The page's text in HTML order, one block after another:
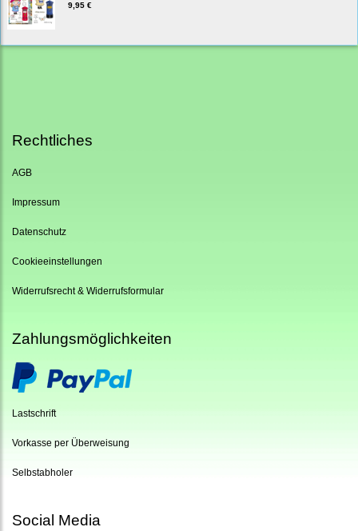
9,95 €
Rechtliches
AGB
Impressum
Datenschutz
Cookieeinstellungen
Widerrufsrecht & Widerrufsformular
Zahlungsmöglichkeiten
Lastschrift
Vorkasse per Überweisung
Selbstabholer
Social Media